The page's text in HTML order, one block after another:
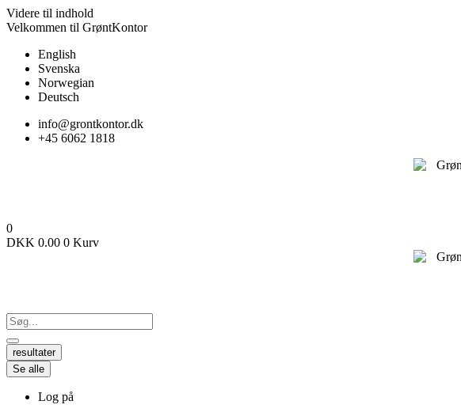
Videre til indhold
Velkommen til GrøntKontor
English
Svenska
Norwegian
Deutsch
info@grontkontor.dk
+45 6062 1818
0
DKK 0.00 0 Kurv
resultater
Se alle
Log på